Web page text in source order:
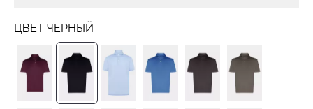
ЦВЕТ ЧЕРНЫЙ